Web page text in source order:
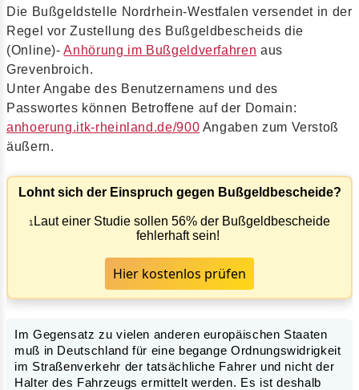
Die Bußgeldstelle Nordrhein-Westfalen versendet in der
Regel vor Zustellung des Bußgeldbescheids die
(Online)-Anhörung im Bußgeldverfahren aus
Grevenbroich.
Unter Angabe des Benutzernamens und des
Passwortes können Betroffene auf der Domain:
anhoerung.itk-rheinland.de/900 Angaben zum Verstoß
äußern.
Lohnt sich der Einspruch gegen Bußgeldbescheide?
1 Laut einer Studie sollen 56% der Bußgeldbescheide
fehlerhaft sein!
Hier kostenlos prüfen
Im Gegensatz zu vielen anderen europäischen Staaten
muß in Deutschland für eine begange Ordnungswidrigkeit
im Straßenverkehr der tatsächliche Fahrer und nicht der
Halter des Fahrzeugs ermittelt werden. Es ist deshalb